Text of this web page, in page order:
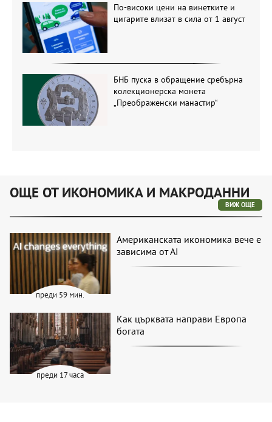
По-високи цени на винетките и
цигарите влизат в сила от 1 август
БНБ пуска в обращение сребърна
колекционерска монета
„Преображенски манастир“
ОЩЕ ОТ ИКОНОМИКА И МАКРОДАННИ
ВИЖ ОЩЕ
преди 59 мин.
Американската икономика вече е
зависима от АІ
преди 17 часа
Как църквата направи Европа
богата